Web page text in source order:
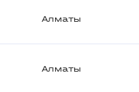
Алматы
Алматы